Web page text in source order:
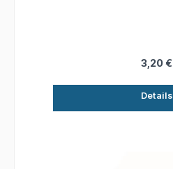
3,20 €
Details